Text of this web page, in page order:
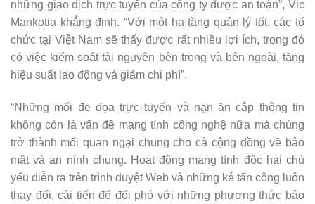
những giao dịch trực tuyến của công ty được an toàn”, Vic
Mankotia khẳng định. “Với một hạ tầng quản lý tốt, các tổ
chức tại Việt Nam sẽ thấy được rất nhiều lợi ích, trong đó
có việc kiểm soát tài nguyên bên trong và bên ngoài, tăng
hiệu suất lao động và giảm chi phí”.
“Những mối đe dọa trực tuyến và nạn ăn cắp thông tin
không còn là vấn đề mang tính công nghệ nữa mà chúng
trở thành mối quan ngại chung cho cả cộng đồng về bảo
mật và an ninh chung. Hoạt động mang tính độc hại chủ
yếu diễn ra trên trình duyệt Web và những kẻ tấn công luôn
thay đổi, cải tiến để đối phó với những phương thức bảo